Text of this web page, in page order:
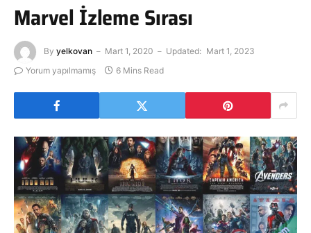
Marvel İzleme Sırası
By yelkovan Mart 1, 2020 Updated: Mart 1, 2023
Yorum yapılmamış
6 Mins Read